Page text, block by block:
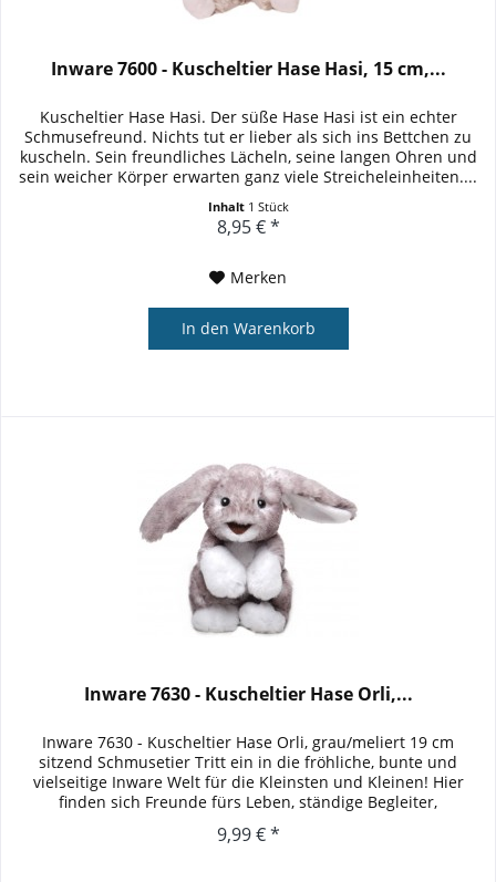
Inware 7600 - Kuscheltier Hase Hasi, 15 cm,...
Kuscheltier Hase Hasi. Der süße Hase Hasi ist ein echter
Schmusefreund. Nichts tut er lieber als sich ins Bettchen zu
kuscheln. Sein freundliches Lächeln, seine langen Ohren und
sein weicher Körper erwarten ganz viele Streicheleinheiten....
Inhalt 1 Stück
8,95 € *
Merken
In den Warenkorb
Inware 7630 - Kuscheltier Hase Orli,...
Inware 7630 - Kuscheltier Hase Orli, grau/meliert 19 cm
sitzend Schmusetier Tritt ein in die fröhliche, bunte und
vielseitige Inware Welt für die Kleinsten und Kleinen! Hier
finden sich Freunde fürs Leben, ständige Begleiter,
kuschelige...
9,99 € *